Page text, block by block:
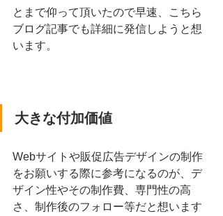
とまで仰って頂いたので早速、こちら
ブログ記事でも詳細に発信しようと想
います。
大きな付加価値
Webサイトや販促広告デザインの制作
をお願いする際に参考になるのが、デ
ザイン性やその制作費、専門性の高
さ、制作後のフォロー等だと想います